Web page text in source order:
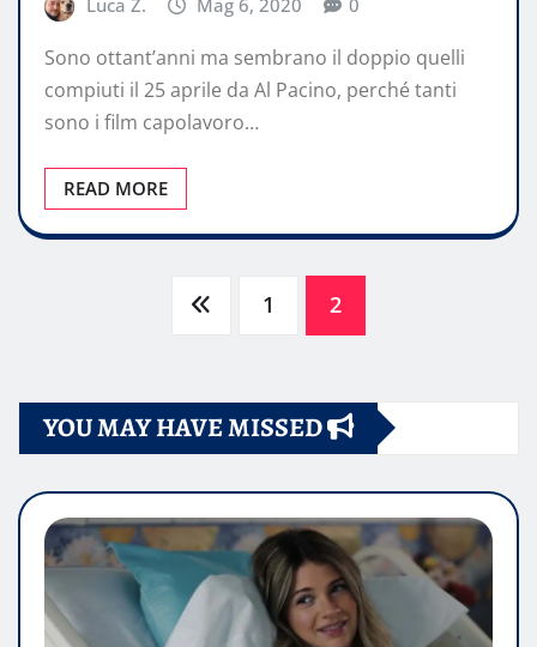
Luca Z. Mag 6, 2020 0
Sono ottant’anni ma sembrano il doppio quelli
compiuti il 25 aprile da Al Pacino, perché tanti
sono i film capolavoro…
READ MORE
Paginazione
articoli
1 2
YOU MAY HAVE MISSED